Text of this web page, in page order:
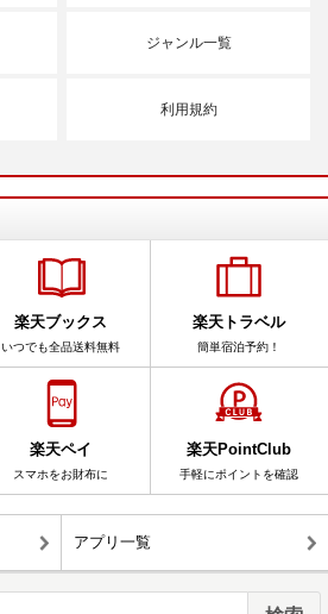
ジャンル一覧
利用規約
楽天ブックス
いつでも全品送料無料
楽天トラベル
簡単宿泊予約！
楽天ペイ
スマホをお財布に
楽天PointClub
手軽にポイントを確認
アプリ一覧